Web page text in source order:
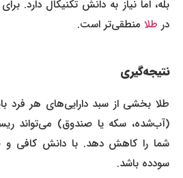
بله، اما نیاز به دانش تکنیکال دارد. برای
طلا منطقی‌تر است.
نتیجه‌گیری
طلا بخشی از سبد دارایی‌های هر فرد باید
(آب‌شده، سکه یا صندوق) می‌تواند ریسک
شما را کاهش دهد. با دانش کافی و
سودده باشد.